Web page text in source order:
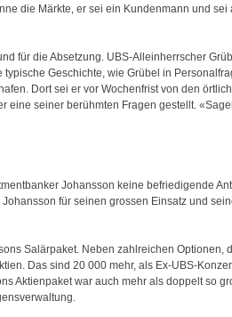
die Märkte, er sei ein Kundenmann und
für die Absetzung. UBS-Alleinherrscher
Geschichte, wie Grübel in
Dort sei er vor Wochenfrist von den
eine seiner berühmten Fragen gestellt.
Johansson keine befriedigende
für seinen grossen Einsatz und
Salärpaket. Neben zahlreichen
Das sind 20 000 mehr, als Ex-UBS-
Aktienpaket war auch mehr als doppelt so